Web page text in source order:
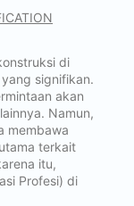
di
signifikan.
akan
Namun,
membawa
terkait
itu,
Profesi) di